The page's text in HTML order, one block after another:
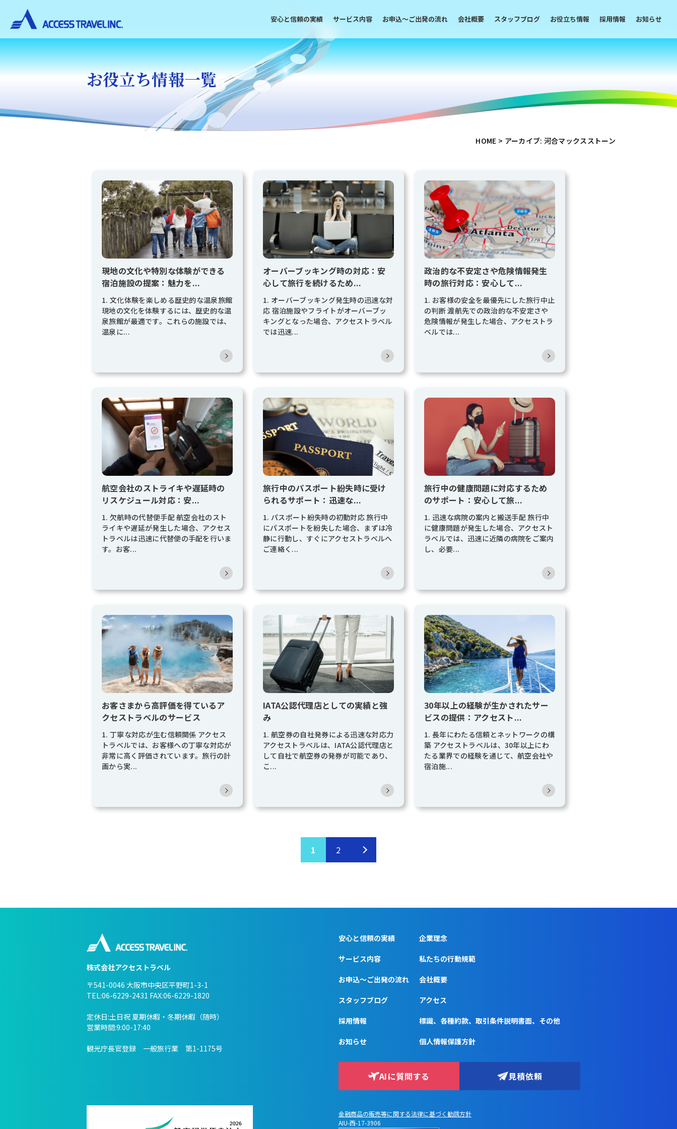
安心と信頼の実績 サービス内容 お申込〜ご出発の流れ 会社概要 スタッフブログ お役立ち情報 採用情報 お知らせ
お役立ち情報一覧
HOME > アーカイブ: 河合マックスストーン
現地の文化や特別な体験ができる
宿泊施設の提案：魅力を...
1. 文化体験を楽しめる歴史的な温泉旅館
現地の文化を体験するには、歴史的な温
泉旅館が最適です。これらの施設では、
温泉に...
オーバーブッキング時の対応：安
心して旅行を続けるため...
1. オーバーブッキング発生時の迅速な対
応 宿泊施設やフライトがオーバーブッ
キングとなった場合、アクセストラベル
では迅速...
政治的な不安定さや危険情報発生
時の旅行対応：安心して...
1. お客様の安全を最優先にした旅行中止
の判断 渡航先での政治的な不安定さや
危険情報が発生した場合、アクセストラ
ベルでは...
航空会社のストライキや遅延時の
リスケジュール対応：安...
1. 欠航時の代替便手配 航空会社のスト
ライキや遅延が発生した場合、アクセス
トラベルは迅速に代替便の手配を行いま
す。お客...
旅行中のパスポート紛失時に受け
られるサポート：迅速な...
1. パスポート紛失時の初動対応 旅行中
にパスポートを紛失した場合、まずは冷
静に行動し、すぐにアクセストラベルへ
ご連絡く...
旅行中の健康問題に対応するため
のサポート：安心して旅...
1. 迅速な病院の案内と搬送手配 旅行中
に健康問題が発生した場合、アクセスト
ラベルでは、迅速に近隣の病院をご案内
し、必要...
お客さまから高評価を得ているア
クセストラベルのサービス
1. 丁寧な対応が生む信頼関係 アクセス
トラベルでは、お客様への丁寧な対応が
非常に高く評価されています。旅行の計
画から実...
IATA公認代理店としての実績と強
み
1. 航空券の自社発券による迅速な対応力
アクセストラベルは、IATA公認代理店と
して自社で航空券の発券が可能であり、
こ...
30年以上の経験が生かされたサー
ビスの提供：アクセスト...
1. 長年にわたる信頼とネットワークの構
築 アクセストラベルは、30年以上にわ
たる業界での経験を通じて、航空会社や
宿泊施...
1 2
株式会社アクセストラベル
〒541-0046 大阪市中央区平野町1-3-1
TEL:06-6229-2431 FAX:06-6229-1820
定休日:土日祝 夏期休暇・冬期休暇（随時）
営業時間:9:00-17:40
観光庁長官登録 一般旅行業 第1-1175号
安心と信頼の実績
サービス内容
お申込〜ご出発の流れ
スタッフブログ
採用情報
お知らせ
企業理念
私たちの行動規範
会社概要
アクセス
標識、各種約款、取引条件説明書面、その他
個人情報保護方針
AIに質問する 見積依頼
金融商品の販売等に関する法律に基づく勧誘方針
AIU-西-17-3906